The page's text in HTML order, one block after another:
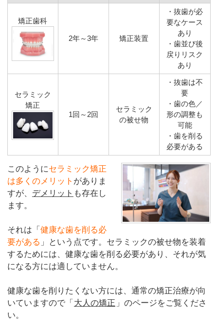
矯正歯科
2年～3年 矯正装置
・抜歯が必
要なケース
あり
・歯並び後
戻りリスク
あり
セラミック
矯正
1回～2回
セラミック
の被せ物
・抜歯は不
要
・歯の色／
形の調整も
可能
・歯を削る
必要がある
このようにセラミック矯正
は多くのメリット がありま
すが、 デメリット も存在し
ます。
それは「 健康な歯を削る必
要がある 」という点です。セラミックの被せ物を装着
するためには、健康な歯を削る必要があり、それが気
になる方には適していません。
健康な歯を削りたくない方には、通常の矯正治療が向
いていますので「 大人の矯正 」のページをご覧くださ
い。